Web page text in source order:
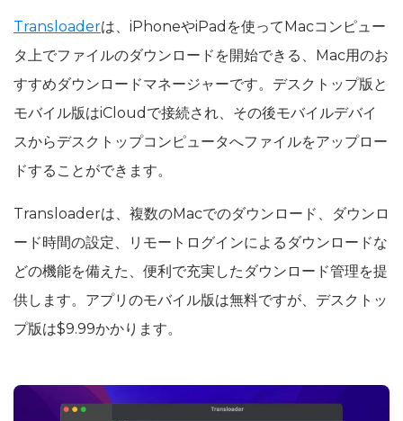
Transloaderは、iPhoneやiPadを使ってMacコンピュー
タ上でファイルのダウンロードを開始できる、Mac用のお
すすめダウンロードマネージャーです。デスクトップ版と
モバイル版はiCloudで接続され、その後モバイルデバイ
スからデスクトップコンピュータへファイルをアップロー
ドすることができます。
Transloaderは、複数のMacでのダウンロード、ダウンロ
ード時間の設定、リモートログインによるダウンロードな
どの機能を備えた、便利で充実したダウンロード管理を提
供します。アプリのモバイル版は無料ですが、デスクトッ
プ版は$9.99かかります。